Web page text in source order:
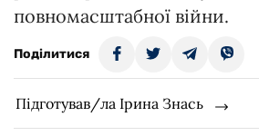
повномасштабної війни.
Поділитися
Підготував/ла Ірина Знась